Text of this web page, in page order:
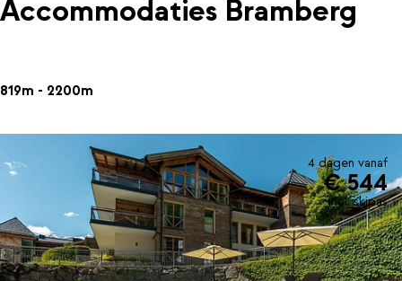
Accommodaties Bramberg
819m - 2200m
4 dagen vanaf
€ 544
incl. skipas